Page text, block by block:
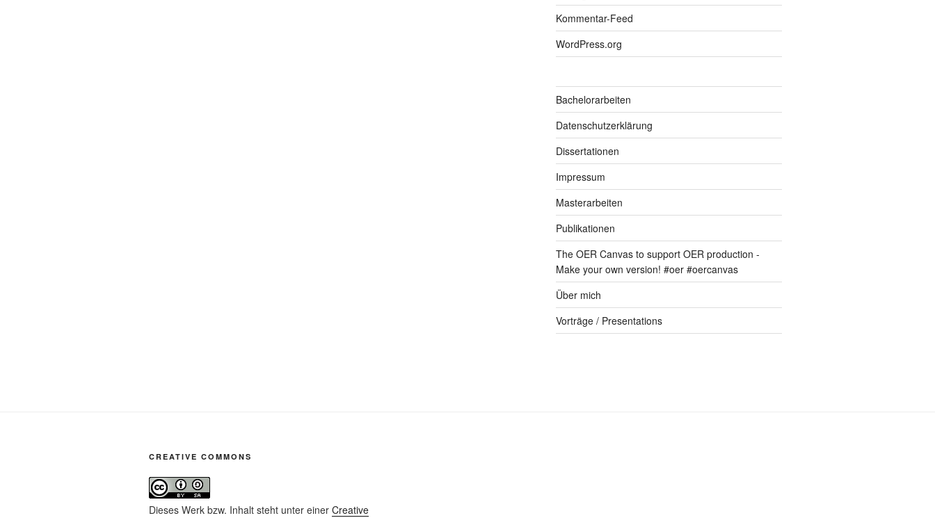
Kommentar-Feed
WordPress.org
Bachelorarbeiten
Datenschutzerklärung
Dissertationen
Impressum
Masterarbeiten
Publikationen
The OER Canvas to support OER production -
Make your own version! #oer #oercanvas
Über mich
Vorträge / Presentations
CREATIVE COMMONS
Dieses Werk bzw. Inhalt steht unter einer Creative